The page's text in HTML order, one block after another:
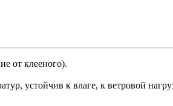
от клееного).
устойчив к влаге, к ветровой